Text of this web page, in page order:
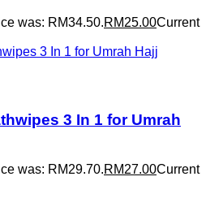
was: RM34.50.RM25.00Current
3 In 1 for Umrah
was: RM29.70.RM27.00Current